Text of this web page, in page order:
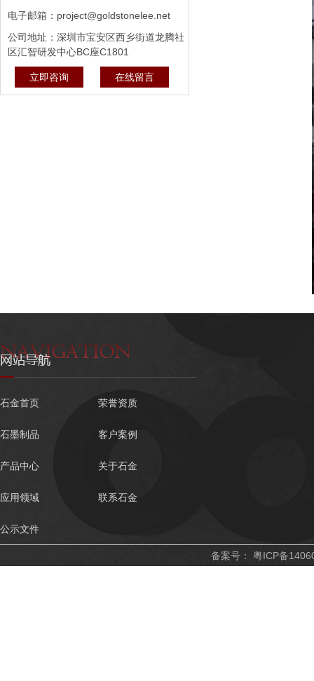
电子邮箱：project@goldstonelee.net
公司地址：深圳市宝安区西乡街道龙腾社
区汇智研发中心BC座C1801
立即咨询 在线留言
石金首页 荣誉资质
石墨制品 客户案例
产品中心 关于石金
应用领域 联系石金
公示文件
备案号： 粤ICP备